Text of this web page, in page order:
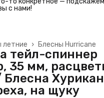
с нами!
Блесны Hurricane
летние ›
тейл-спиннер
35 мм,
Блесна Хурикан
на щуку